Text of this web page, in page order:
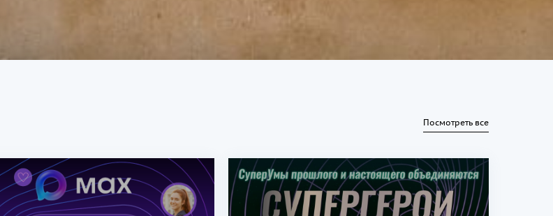
Посмотреть все